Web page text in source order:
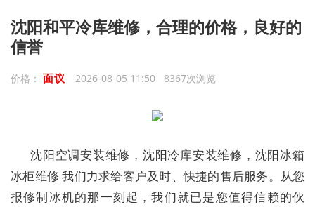
沈阳和平冷库维修，合理的价格，良好的
信誉
价格： 面议 2026-08-05 11:50 8367次浏览
沈阳空调安装维修，沈阳冷库安装维修，沈阳冰箱
冰柜维修 我们力求给客户及时、快捷的售后服务。从您
报修制冰机的那一刻起，我们就已是您值得信赖的伙